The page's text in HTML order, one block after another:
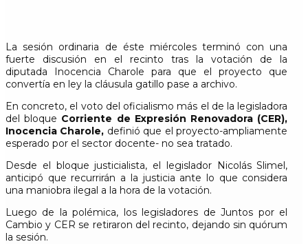
La sesión ordinaria de éste miércoles terminó con una
fuerte discusión en el recinto tras la votación de la
diputada Inocencia Charole para que el proyecto que
convertía en ley la cláusula gatillo pase a archivo.
En concreto, el voto del oficialismo más el de la legisladora
del bloque Corriente de Expresión Renovadora (CER),
Inocencia Charole, definió que el proyecto-ampliamente
esperado por el sector docente- no sea tratado.
Desde el bloque justicialista, el legislador Nicolás Slimel,
anticipó que recurrirán a la justicia ante lo que considera
una maniobra ilegal a la hora de la votación.
Luego de la polémica, los legisladores de Juntos por el
Cambio y CER se retiraron del recinto, dejando sin quórum
la sesión.